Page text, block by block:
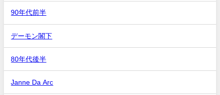
90年代前半
デーモン閣下
80年代後半
Janne Da Arc